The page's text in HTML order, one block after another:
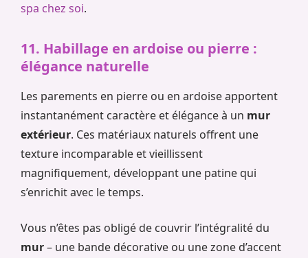
spa chez soi.
11. Habillage en ardoise ou pierre :
élégance naturelle
Les parements en pierre ou en ardoise apportent
instantanément caractère et élégance à un mur
extérieur. Ces matériaux naturels offrent une
texture incomparable et vieillissent
magnifiquement, développant une patine qui
s’enrichit avec le temps.
Vous n’êtes pas obligé de couvrir l’intégralité du
mur– une bande décorative ou une zone d’accent